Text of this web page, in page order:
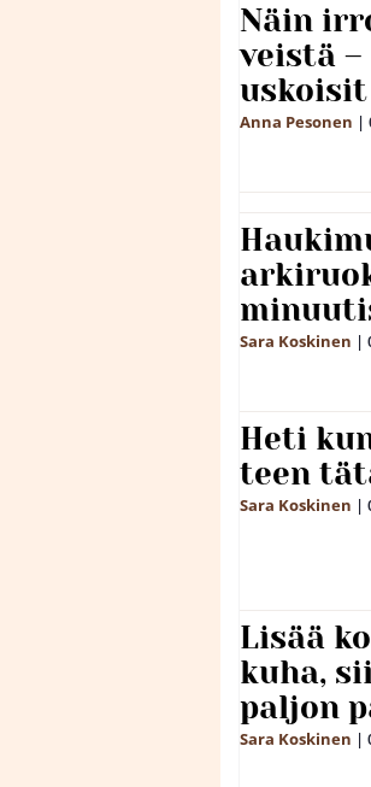
Näin
veistä
uskoisit
Anna Pesonen |
Sara Koskinen |
Heti
teen
Sara Koskinen |
Lisää
kuha,
paljon
Sara Koskinen |